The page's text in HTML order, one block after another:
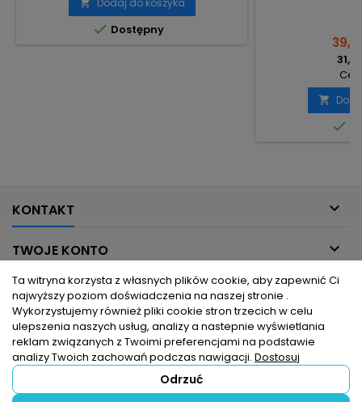
 Dodaj do koszyka
 Dostępny


KONTAKT 
TWOJE KONTO 
INFORMACJE DLA CIEBIE 
PRODUKTY
Ta witryna korzysta z własnych plików cookie, aby zapewnić Ci
najwyższy poziom doświadczenia na naszej stronie .
Wykorzystujemy również pliki cookie stron trzecich w celu
ulepszenia naszych usług, analizy a nastepnie wyświetlania
reklam związanych z Twoimi preferencjami na podstawie
analizy Twoich zachowań podczas nawigacji. Dostosuj
Odrzuć